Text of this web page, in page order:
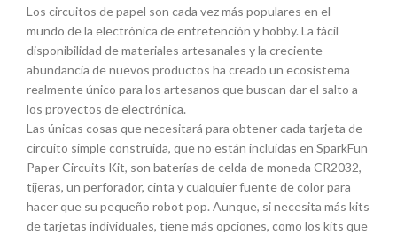
Los circuitos de papel son cada vez más populares en el
mundo de la electrónica de entretención y hobby. La fácil
disponibilidad de materiales artesanales y la creciente
abundancia de nuevos productos ha creado un ecosistema
realmente único para los artesanos que buscan dar el salto a
los proyectos de electrónica.
Las únicas cosas que necesitará para obtener cada tarjeta de
circuito simple construida, que no están incluidas en SparkFun
Paper Circuits Kit, son baterías de celda de moneda CR2032,
tijeras, un perforador, cinta y cualquier fuente de color para
hacer que su pequeño robot pop. Aunque, si necesita más kits
de tarjetas individuales, tiene más opciones, como los kits que